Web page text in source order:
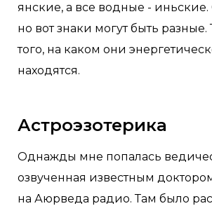
янские, а все водные - иньские.
но вот знаки могут быть разные.
того, на каком они
находятся.
Астроэзотерика
Однажды мне попалась
озвученная известным
на Аюрведа радио. Там было